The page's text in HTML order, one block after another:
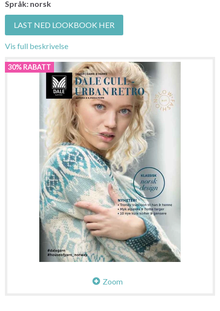
Språk: norsk
LAST NED LOOKBOOK HER
Vis full beskrivelse
30% RABATT
Zoom